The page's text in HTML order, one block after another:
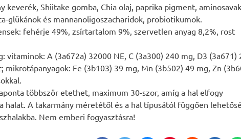
keverék, Shiitake gomba, Chia olaj, paprika pigment, aminosavak
glükánok és mannanoligoszacharidok, probiotikumok.
fehérje 49%, zsírtartalom 9%, szervetlen anyag 8,2%, rost
vitaminok: A (3a672a) 32000 NE, C (3a300) 240 mg, D3 (3a671)
mikrotápanyagok: Fe (3b103) 39 mg, Mn (3b502) 49 mg, Zn
többször etethet, maximum 30-szor, amíg a hal elfogy
halat. A takarmány méretétől és a hal típusától függően
Nem emberi fogyasztásra!